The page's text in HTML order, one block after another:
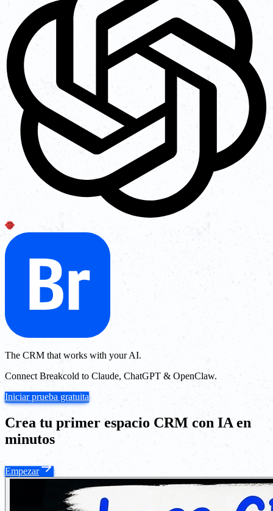
The CRM that works with your AI.
Connect Breakcold to Claude, ChatGPT & OpenClaw.
Iniciar prueba gratuita
Crea tu primer espacio CRM con IA en
minutos
Empezar